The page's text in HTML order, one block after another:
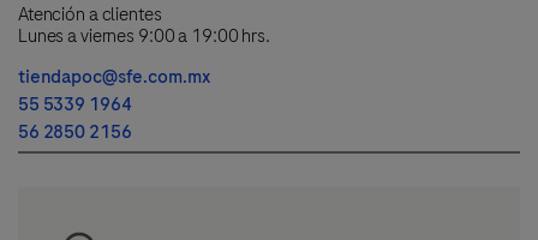
Atención a clientes
Lunes a viernes 9:00 a 19:00 hrs.
tiendapoc@sfe.com.mx
55 5339 1964
56 2850 2156